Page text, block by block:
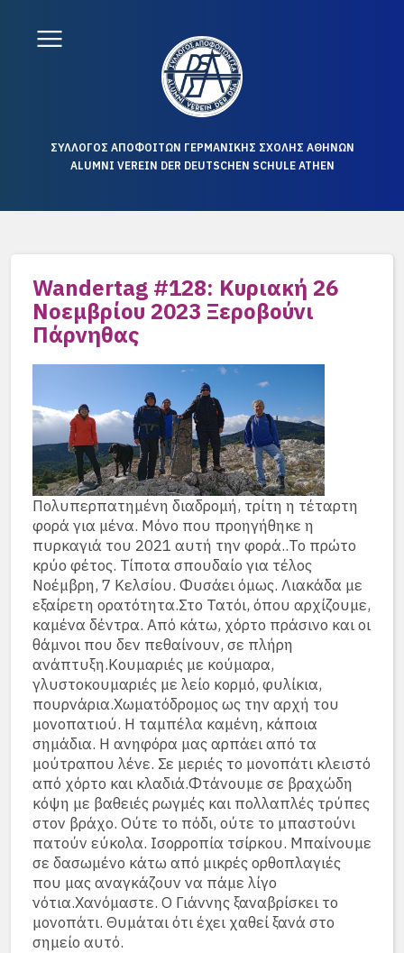
ΣΥΛΛΟΓΟΣ ΑΠΟΦΟΙΤΩΝ ΓΕΡΜΑΝΙΚΗΣ ΣΧΟΛΗΣ ΑΘΗΝΩΝ
ALUMNI VEREIN DER DEUTSCHEN SCHULE ATHEN
Wandertag #128: Κυριακή 26
Νοεμβρίου 2023 Ξεροβούνι
Πάρνηθας
Πολυπερπατημένη διαδρομή, τρίτη η τέταρτη
φορά για μένα. Μόνο που προηγήθηκε η
πυρκαγιά του 2021 αυτή την φορά..Το πρώτο
κρύο φέτος. Τίποτα σπουδαίο για τέλος
Νοέμβρη, 7 Κελσίου. Φυσάει όμως. Λιακάδα με
εξαίρετη ορατότητα.Στο Τατόι, όπου αρχίζουμε,
καμένα δέντρα. Από κάτω, χόρτο πράσινο και οι
θάμνοι που δεν πεθαίνουν, σε πλήρη
ανάπτυξη.Κουμαριές με κούμαρα,
γλυστοκουμαριές με λείο κορμό, φυλίκια,
πουρνάρια.Χωματόδρομος ως την αρχή του
μονοπατιού. Η ταμπέλα καμένη, κάποια
σημάδια. Η ανηφόρα μας αρπάει από τα
μούτραπου λένε. Σε μεριές το μονοπάτι κλειστό
από χόρτο και κλαδιά.Φτάνουμε σε βραχώδη
κόψη με βαθειές ρωγμές και πολλαπλές τρύπες
στον βράχο. Ούτε το πόδι, ούτε το μπαστούνι
πατούν εύκολα. Ισορροπία τσίρκου. Μπαίνουμε
σε δασωμένο κάτω από μικρές ορθοπλαγιές
που μας αναγκάζουν να πάμε λίγο
νότια.Χανόμαστε. Ο Γιάννης ξαναβρίσκει το
μονοπάτι. Θυμάται ότι έχει χαθεί ξανά στο
σημείο αυτό.